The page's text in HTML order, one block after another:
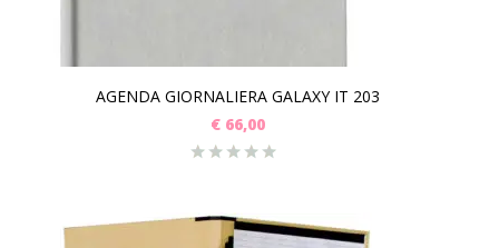
AGENDA GIORNALIERA GALAXY IT 203
€ 66,00